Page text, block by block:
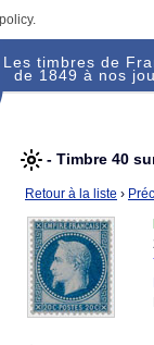
Les timbres de
de 1849 à nos
- Timbre 40
Retour à la liste ›